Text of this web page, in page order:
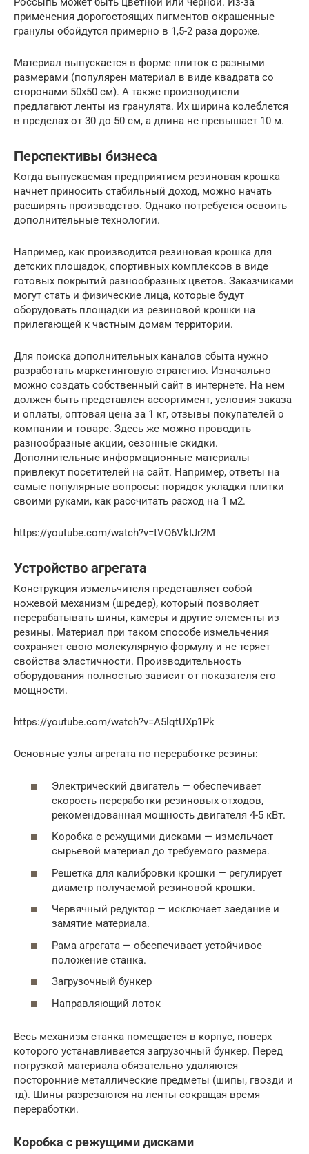
применения дорогостоящих пигментов окрашенные
гранулы обойдутся примерно в 1,5-2 раза дороже.
Материал выпускается в форме плиток с разными
размерами (популярен материал в виде квадрата со
сторонами 50х50 см). А также производители
предлагают ленты из гранулята. Их ширина колеблется
в пределах от 30 до 50 см, а длина не превышает 10 м.
Перспективы бизнеса
Когда выпускаемая предприятием резиновая крошка
начнет приносить стабильный доход, можно начать
расширять производство. Однако потребуется освоить
дополнительные технологии.
Например, как производится резиновая крошка для
детских площадок, спортивных комплексов в виде
готовых покрытий разнообразных цветов. Заказчиками
могут стать и физические лица, которые будут
оборудовать площадки из резиновой крошки на
прилегающей к частным домам территории.
Для поиска дополнительных каналов сбыта нужно
разработать маркетинговую стратегию. Изначально
можно создать собственный сайт в интернете. На нем
должен быть представлен ассортимент, условия заказа
и оплаты, оптовая цена за 1 кг, отзывы покупателей о
компании и товаре. Здесь же можно проводить
разнообразные акции, сезонные скидки.
Дополнительные информационные материалы
привлекут посетителей на сайт. Например, ответы на
самые популярные вопросы: порядок укладки плитки
своими руками, как рассчитать расход на 1 м2.
https://youtube.com/watch?v=tVO6VkIJr2M
Устройство агрегата
Конструкция измельчителя представляет собой
ножевой механизм (шредер), который позволяет
перерабатывать шины, камеры и другие элементы из
резины. Материал при таком способе измельчения
сохраняет свою молекулярную формулу и не теряет
свойства эластичности. Производительность
оборудования полностью зависит от показателя его
мощности.
https://youtube.com/watch?v=A5lqtUXp1Pk
Основные узлы агрегата по переработке резины:
Электрический двигатель — обеспечивает
скорость переработки резиновых отходов,
рекомендованная мощность двигателя 4-5 кВт.
Коробка с режущими дисками — измельчает
сырьевой материал до требуемого размера.
Решетка для калибровки крошки — регулирует
диаметр получаемой резиновой крошки.
Червячный редуктор — исключает заедание и
замятие материала.
Рама агрегата — обеспечивает устойчивое
положение станка.
Загрузочный бункер
Направляющий лоток
Весь механизм станка помещается в корпус, поверх
которого устанавливается загрузочный бункер. Перед
погрузкой материала обязательно удаляются
посторонние металлические предметы (шипы, гвозди и
тд). Шины разрезаются на ленты сокращая время
переработки.
Коробка с режущими дисками